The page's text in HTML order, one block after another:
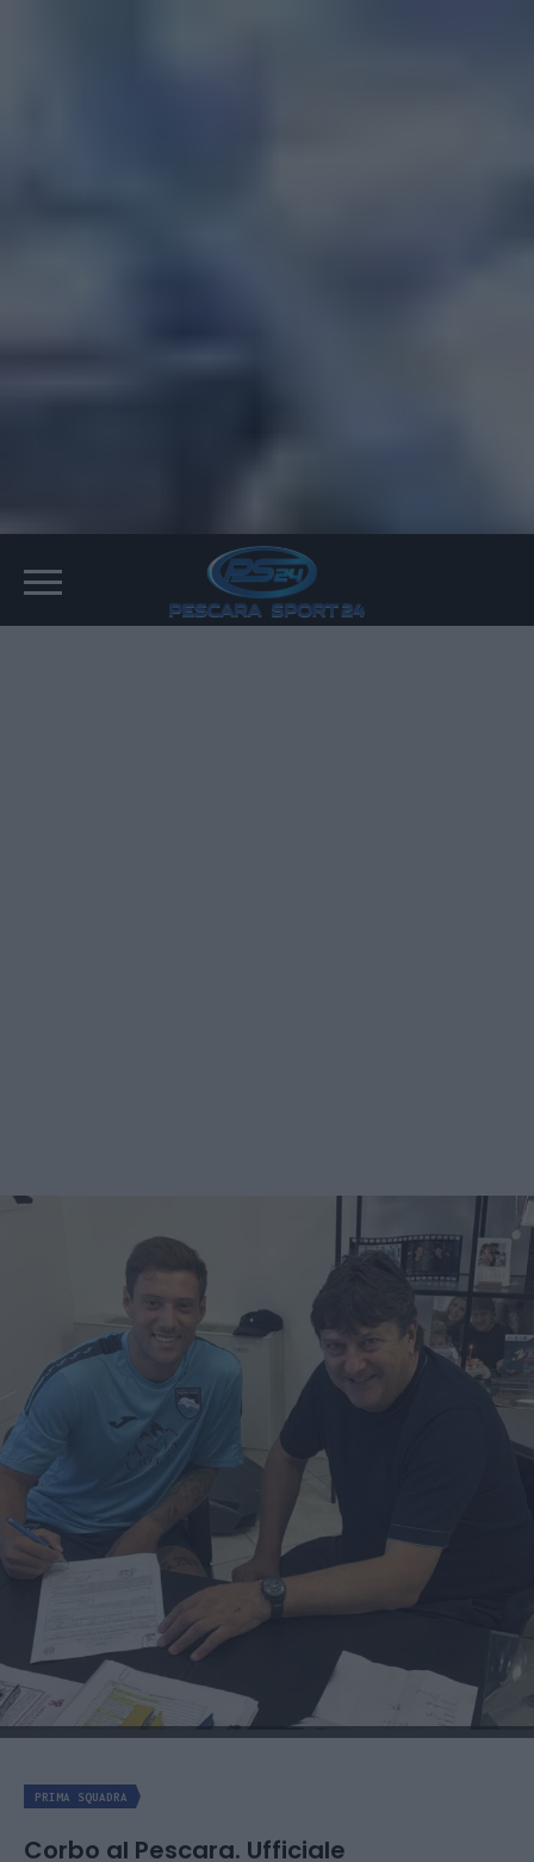
PRIMA SQUADRA
Corbo al Pescara. Ufficiale